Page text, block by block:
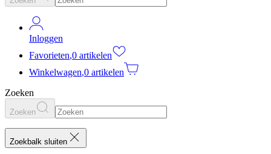
Inloggen
Favorieten,0 artikelen
Winkelwagen,0 artikelen
Zoeken
Zoeken
Zoekbalk sluiten